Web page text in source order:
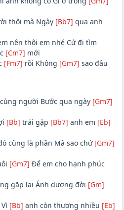
thôi mà Ngày [Bb7] qua anh
nên thôi em nhé Cứ đi tìm
[Cm7] mới
[Fm7] rồi Không [Gm7] sao đâu
người Bước qua ngày [Gm7]
[Bb] trái gặp [Bb7] anh em [Eb]
cũng là phần Mà sao chứ [Gm7]
[Gm7] Để em cho hạnh phúc
gặp lại Ánh dương đời [Gm]
[Bb] anh còn thương nhiều [Eb]